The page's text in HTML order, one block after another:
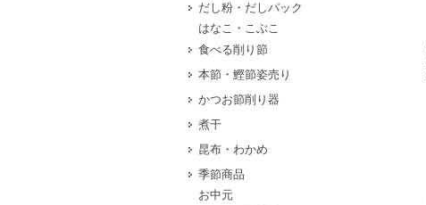
だし粉・だしパック
はなこ・こぶこ
食べる削り節
本節・鰹節姿売り
かつお節削り器
煮干
昆布・わかめ
季節商品
お中元